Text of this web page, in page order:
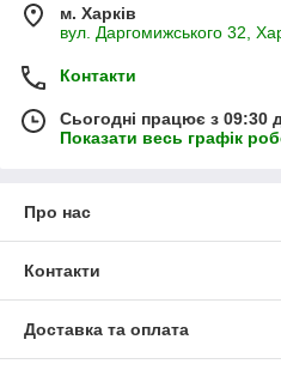
м. Харків
вул. Даргомижського 32,
Контакти
Сьогодні працює з 09:30
Показати весь графік
Про нас
Контакти
Доставка та оплата